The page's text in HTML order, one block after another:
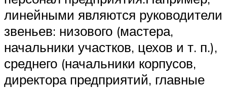
линейными являются руководители
звеньев: низового (мастера,
начальники участков, цехов и т. п.),
среднего (начальники корпусов,
директора предприятий, главные